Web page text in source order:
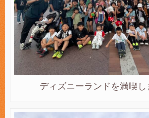
ディズニーランドを満喫し